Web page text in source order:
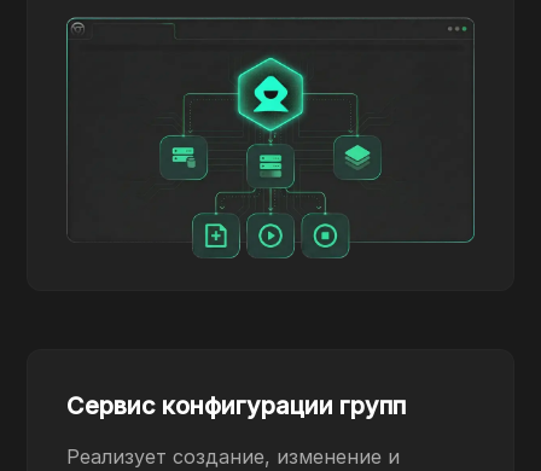
Сервис конфигурации групп
Реализует создание, изменение и